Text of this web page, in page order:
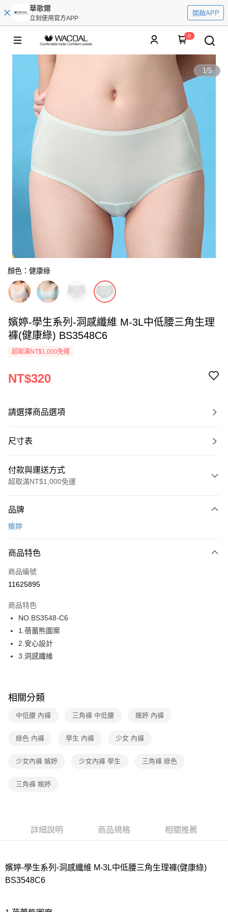
華歌爾
立刻使用官方APP
開啟APP
0
1/5
顏色：健康綠
嬪婷-學生系列-洞感纖維 M-3L中低腰三角生理
褲(健康綠) BS3548C6
超取滿NT$1,000免運
NT$320
請選擇商品選項
尺寸表
付款與運送方式
超取滿NT$1,000免運
信用卡一次付款
LINE Pay
街口支付
運送方式
全家取貨付款
每筆NT$80，滿NT$1,000(含以上)免運費
7-11取貨付款
每筆NT$80，滿NT$1,000(含以上)免運費
每筆NT$80，滿NT$1,000(含以上)免運費
宅配
付款後門市自取
品牌
嬪婷
商品特色
商品編號
11625895
商品特色
NO.BS3548-C6
1.蓓蕾熊圖案
2.安心設計
3.洞感纖維
相關分類
中低腰 內褲 三角褲 中低腰 嬪婷 內褲
綠色 內褲 學生 內褲 少女 內褲
少女內褲 嬪婷 少女內褲 學生 三角褲 綠色
三角褲 嬪婷
詳細說明 商品規格 相關推薦
嬪婷-學生系列-洞感纖維 M-3L中低腰三角生理褲(健康綠)
BS3548C6